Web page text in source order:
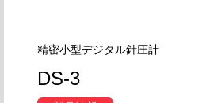
精密小型デジタル針圧計
DS-3